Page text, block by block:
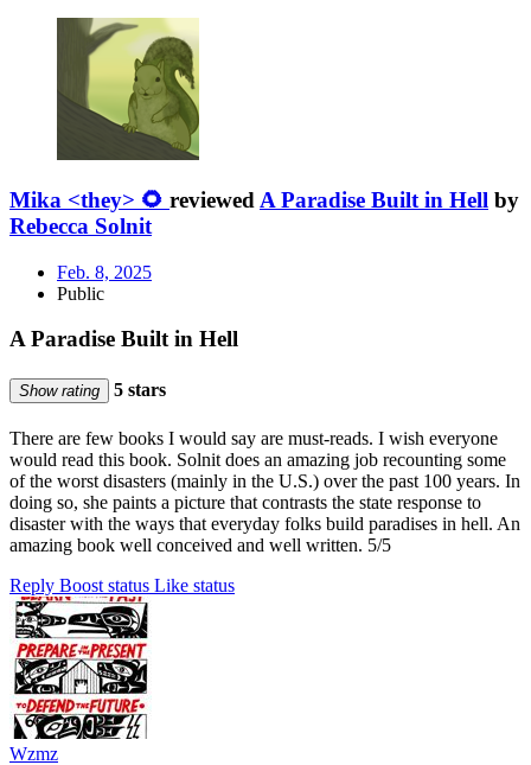
Mika <they> 🌻 reviewed A Paradise Built in Hell by
Rebecca Solnit
Feb. 8, 2025
Public
A Paradise Built in Hell
Show rating 5 stars
There are few books I would say are must-reads. I wish everyone
would read this book. Solnit does an amazing job recounting some
of the worst disasters (mainly in the U.S.) over the past 100 years. In
doing so, she paints a picture that contrasts the state response to
disaster with the ways that everyday folks build paradises in hell. An
amazing book well conceived and well written. 5/5
Reply Boost status Like status
Wzmz